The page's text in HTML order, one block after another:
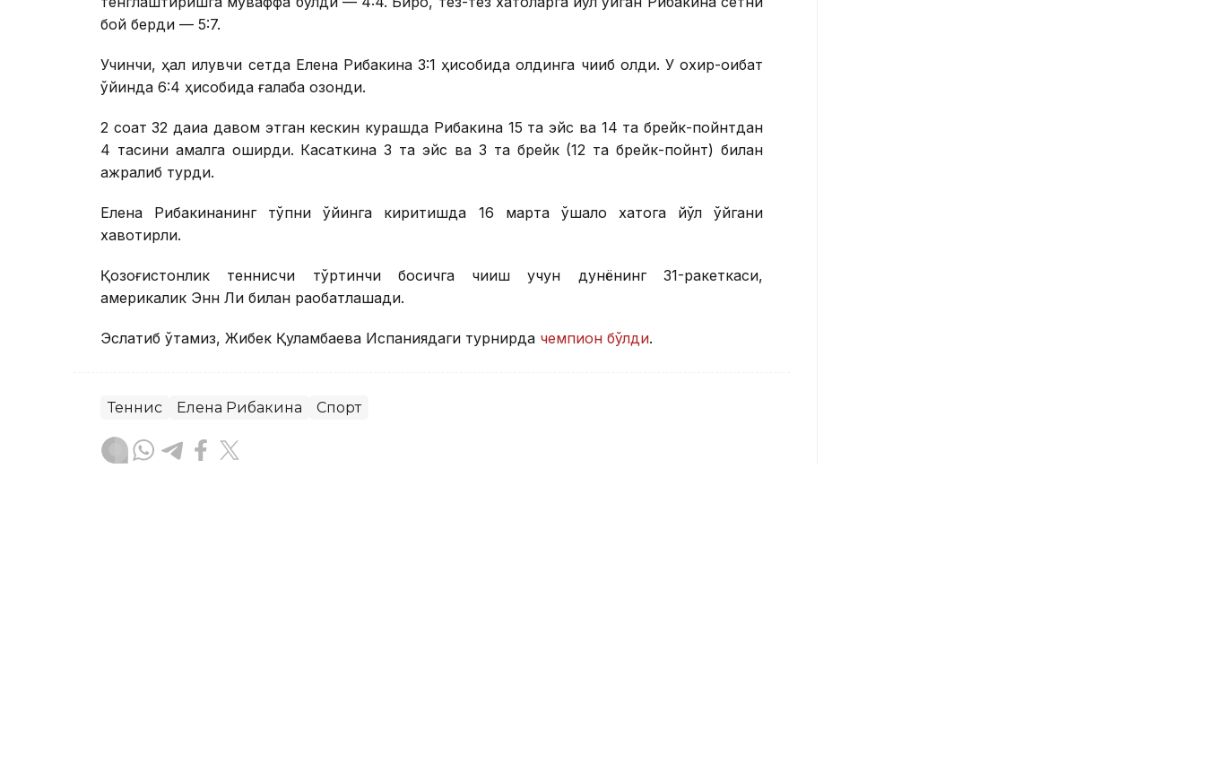
бой берди — 5:7.
Учинчи, ҳал қилувчи сетда Елена Рибакина 3:1 ҳисобида олдинга чиқиб олди. У охир-оқибат
ўйинда 6:4 ҳисобида ғалаба қозонди.
2 соат 32 дақиқа давом этган кескин курашда Рибакина 15 та эйс ва 14 та брейк-пойнтдан
4 тасини амалга оширди. Касаткина 3 та эйс ва 3 та брейк (12 та брейк-пойнт) билан
ажралиб турди.
Елена Рибакинанинг тўпни ўйинга киритишда 16 марта қўшалоқ хатога йўл қўйгани
хавотирли.
Қозоғистонлик теннисчи тўртинчи босқичга чиқиш учун дунёнинг 31-ракеткаси,
америкалик Энн Ли билан рақобатлашади.
Эслатиб ўтамиз, Жибек Қуламбаева Испаниядаги турнирда чемпион бўлди.
Теннис Елена Рибакина Спорт